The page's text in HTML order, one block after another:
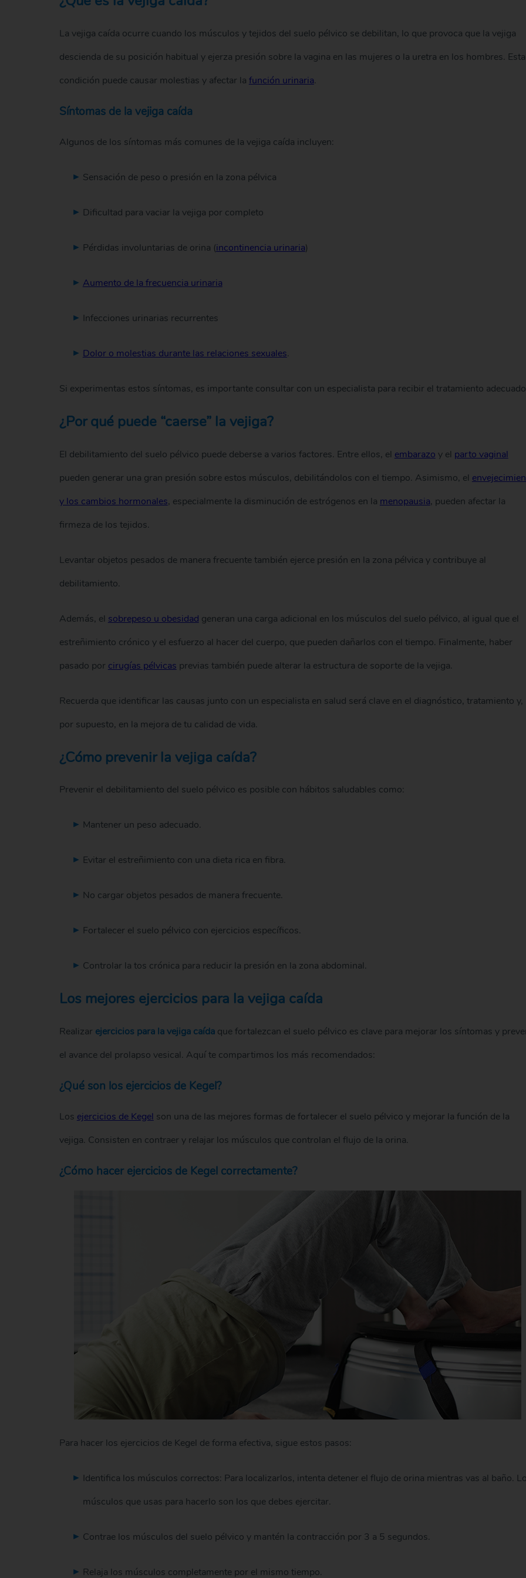
La vejiga caída ocurre cuando los músculos y tejidos del suelo pélvico se debilitan, lo que provoca que la vejiga
descienda de su posición habitual y ejerza presión sobre la vagina en las mujeres o la uretra en los hombres. Esta
condición puede causar molestias y afectar la función urinaria.
Síntomas de la vejiga caída
Algunos de los síntomas más comunes de la vejiga caída incluyen:
Sensación de peso o presión en la zona pélvica
Dificultad para vaciar la vejiga por completo
Pérdidas involuntarias de orina (incontinencia urinaria)
Aumento de la frecuencia urinaria
Infecciones urinarias recurrentes
Dolor o molestias durante las relaciones sexuales.
Si experimentas estos síntomas, es importante consultar con un especialista para recibir el tratamiento
¿Por qué puede “caerse” la vejiga?
El debilitamiento del suelo pélvico puede deberse a varios factores. Entre ellos, el embarazo y el parto vaginal
pueden generar una gran presión sobre estos músculos, debilitándolos con el tiempo. Asimismo, el
y los cambios hormonales, especialmente la disminución de estrógenos en la menopausia, pueden afectar la
firmeza de los tejidos.
Levantar objetos pesados de manera frecuente también ejerce presión en la zona pélvica y contribuye al
debilitamiento.
Además, el sobrepeso u obesidad generan una carga adicional en los músculos del suelo pélvico, al igual que el
estreñimiento crónico y el esfuerzo al hacer del cuerpo, que pueden dañarlos con el tiempo. Finalmente, haber
pasado por cirugías pélvicas previas también puede alterar la estructura de soporte de la vejiga.
Recuerda que identificar las causas junto con un especialista en salud será clave en el diagnóstico, tratamiento y,
por supuesto, en la mejora de tu calidad de vida.
¿Cómo prevenir la vejiga caída?
Prevenir el debilitamiento del suelo pélvico es posible con hábitos saludables como:
Mantener un peso adecuado.
Evitar el estreñimiento con una dieta rica en fibra.
No cargar objetos pesados de manera frecuente.
Fortalecer el suelo pélvico con ejercicios específicos.
Controlar la tos crónica para reducir la presión en la zona abdominal.
Los mejores ejercicios para la vejiga caída
Realizar ejercicios para la vejiga caída que fortalezcan el suelo pélvico es clave para mejorar los síntomas y
el avance del prolapso vesical. Aquí te compartimos los más recomendados:
¿Qué son los ejercicios de Kegel?
Los ejercicios de Kegel son una de las mejores formas de fortalecer el suelo pélvico y mejorar la función de la
vejiga. Consisten en contraer y relajar los músculos que controlan el flujo de la orina.
¿Cómo hacer ejercicios de Kegel correctamente?
Para hacer los ejercicios de Kegel de forma efectiva, sigue estos pasos:
Identifica los músculos correctos: Para localizarlos, intenta detener el flujo de orina mientras vas al baño.
músculos que usas para hacerlo son los que debes ejercitar.
Contrae los músculos del suelo pélvico y mantén la contracción por 3 a 5 segundos.
Relaja los músculos completamente por el mismo tiempo.